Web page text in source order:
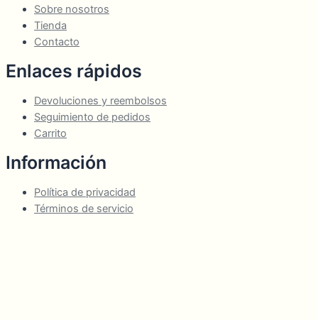
Sobre nosotros
Tienda
Contacto
Enlaces rápidos
Devoluciones y reembolsos
Seguimiento de pedidos
Carrito
Información
Política de privacidad
Términos de servicio